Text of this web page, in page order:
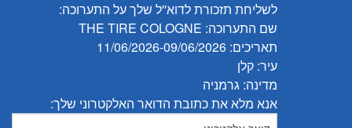
לשליחת תזכורת לדוא''ל שלך על התערוכה:
שם התערוכה: THE TIRE COLOGNE
תאריכים: 11/06/2026-09/06/2026
עיר: קלן
מדינה: גרמניה
אנא מלא את כתובת הדואר האלקטרוני שלך: